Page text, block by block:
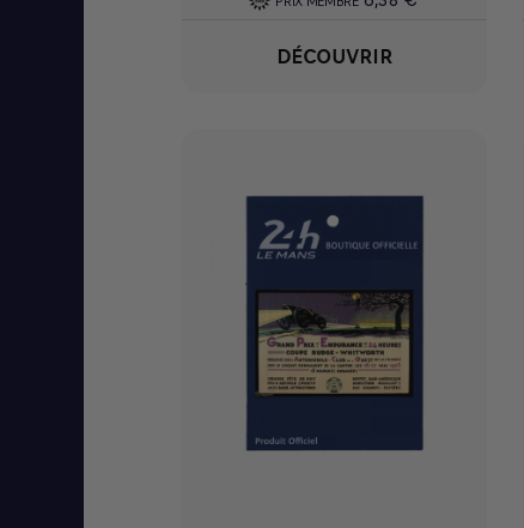
DÉCOUVRIR